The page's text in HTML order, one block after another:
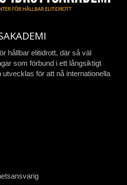
hållbar elitidrott, där så väl
som förbund i ett långsiktigt
för att nå internationella